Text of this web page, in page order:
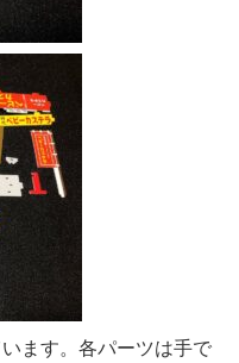
ます。各パーツは手で